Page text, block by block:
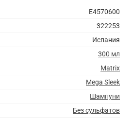
E4570600
322253
Испания
300 мл
Matrix
Mega Sleek
Шампуни
Без сульфатов